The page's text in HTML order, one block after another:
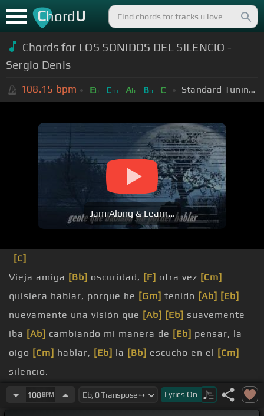
ChordU
Chords for LOS SONIDOS DEL SILENCIO -
Sergio Denis
108.15 bpm Eb Cm Ab Bb C Standard Tuning (EADGBE)
Jam Along & Learn...
[C]
Vieja amiga [Bb] oscuridad, [F] otra vez [Cm]
quisiera hablar, porque he [Gm] tenido [Ab] [Eb]
nuevamente una visión que [Ab] [Eb] suavemente
iba [Ab] cambiando mi manera de [Eb] pensar, la
oigo [Cm] hablar, [Eb] la [Bb] escucho en el [Cm]
silencio.
sueños[Bb] caminaba yo
y la ciudad, por calles[G]frías
108BPM Lyrics On